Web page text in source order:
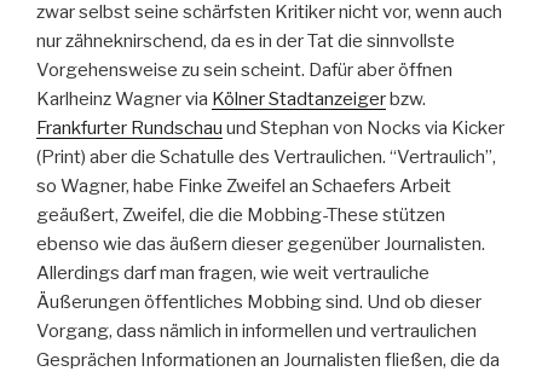
zwar selbst seine schärfsten Kritiker nicht vor, wenn auch
nur zähneknirschend, da es in der Tat die sinnvollste
Vorgehensweise zu sein scheint. Dafür aber öffnen
Karlheinz Wagner via Kölner Stadtanzeigerbzw.
Frankfurter Rundschau und Stephan von Nocks via Kicker
(Print) aber die Schatulle des Vertraulichen. “Vertraulich”,
so Wagner, habe Finke Zweifel an Schaefers Arbeit
geäußert, Zweifel, die die Mobbing-These stützen
ebenso wie das äußern dieser gegenüber Journalisten.
Allerdings darf man fragen, wie weit vertrauliche
Äußerungen öffentliches Mobbing sind. Und ob dieser
Vorgang, dass nämlich in informellen und vertraulichen
Gesprächen Informationen an Journalisten fließen, die da